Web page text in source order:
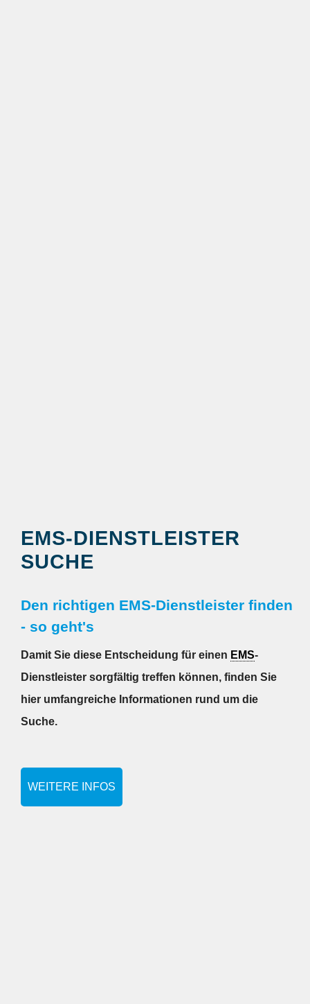
EMS-DIENSTLEISTER
SUCHE
Den richtigen EMS-Dienstleister finden
- so geht's
Damit Sie diese Entscheidung für einen EMS-
Dienstleister sorgfältig treffen können, finden Sie
hier umfangreiche Informationen rund um die
Suche.
WEITERE INFOS